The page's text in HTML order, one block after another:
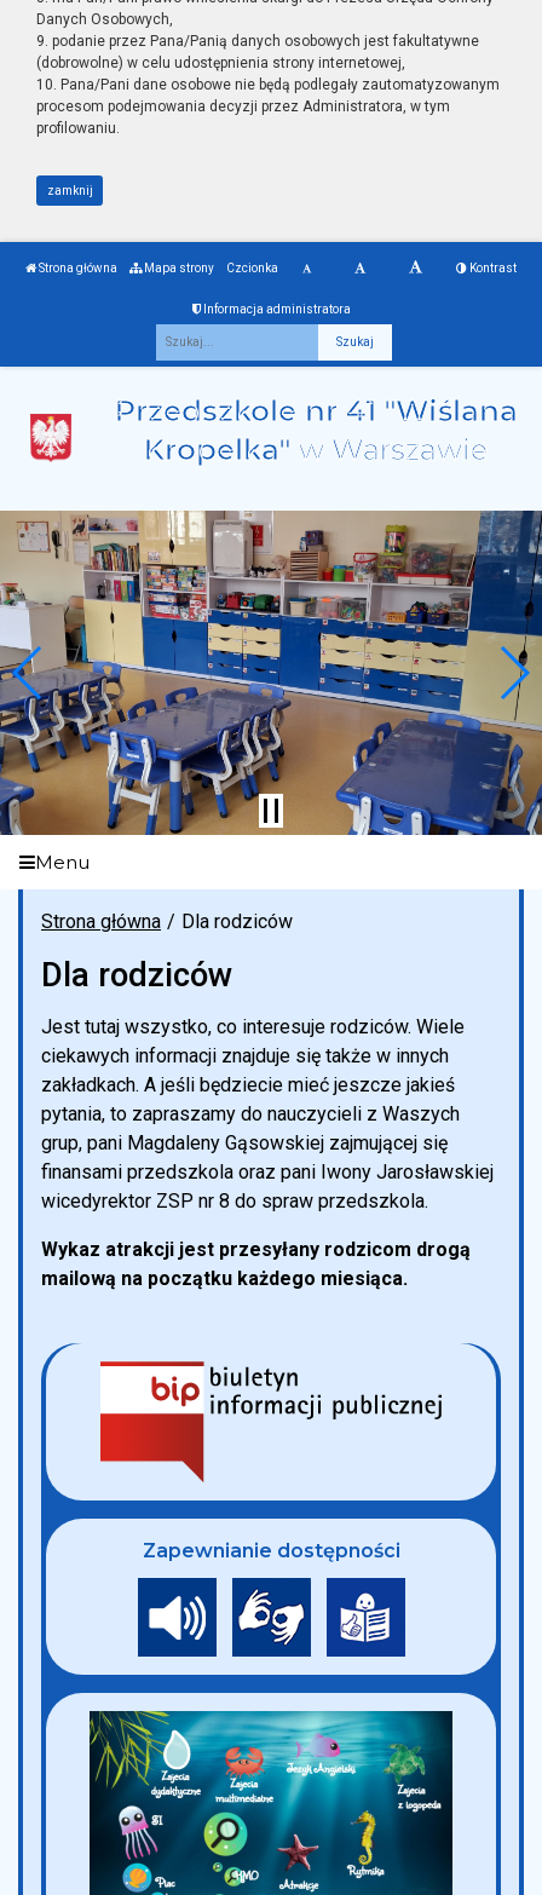
Danych Osobowych,
9. podanie przez Pana/Panią danych osobowych jest fakultatywne
(dobrowolne) w celu udostępnienia strony internetowej,
10. Pana/Pani dane osobowe nie będą podlegały zautomatyzowanym
procesom podejmowania decyzji przez Administratora, w tym
profilowaniu.
zamknij
Strona główna Mapa strony Czcionka Kontrast
Informacja administratora
Przedszkole nr 41 "Wiślana
Kropelka" w Warszawie
Menu
Strona główna Dla rodziców
Dla rodziców
Jest tutaj wszystko, co interesuje rodziców. Wiele
ciekawych informacji znajduje się także w innych
zakładkach. A jeśli będziecie mieć jeszcze jakieś
pytania, to zapraszamy do nauczycieli z Waszych
grup, pani Magdaleny Gąsowskiej zajmującej się
finansami przedszkola oraz pani Iwony Jarosławskiej
wicedyrektor ZSP nr 8 do spraw przedszkola.
Wykaz atrakcji jest przesyłany rodzicom drogą
mailową na początku każdego miesiąca.
Zapewnianie dostępności